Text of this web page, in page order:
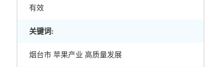
有效
关键词:
烟台市 苹果产业 高质量发展